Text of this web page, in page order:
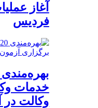
آغاز
فردیس
خدمات
وکالت در